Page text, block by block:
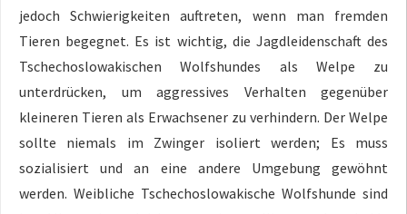
jedoch Schwierigkeiten auftreten, wenn man fremden
Tieren begegnet. Es ist wichtig, die Jagdleidenschaft des
Tschechoslowakischen Wolfshundes als Welpe zu
unterdrücken, um aggressives Verhalten gegenüber
kleineren Tieren als Erwachsener zu verhindern. Der Welpe
sollte niemals im Zwinger isoliert werden; Es muss
sozialisiert und an eine andere Umgebung gewöhnt
werden. Weibliche Tschechoslowakische Wolfshunde sind